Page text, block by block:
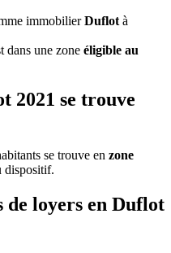
immobilierDuflot à
dans une zone éligible au
2021 se trouve
se trouve en zone
dispositif.
de loyers en Duflot